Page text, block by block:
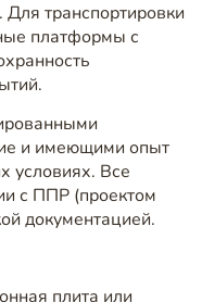
Для транспортировки
платформы с
и имеющими опыт
условиях. Все
с ППР (проектом
документацией.
плита или